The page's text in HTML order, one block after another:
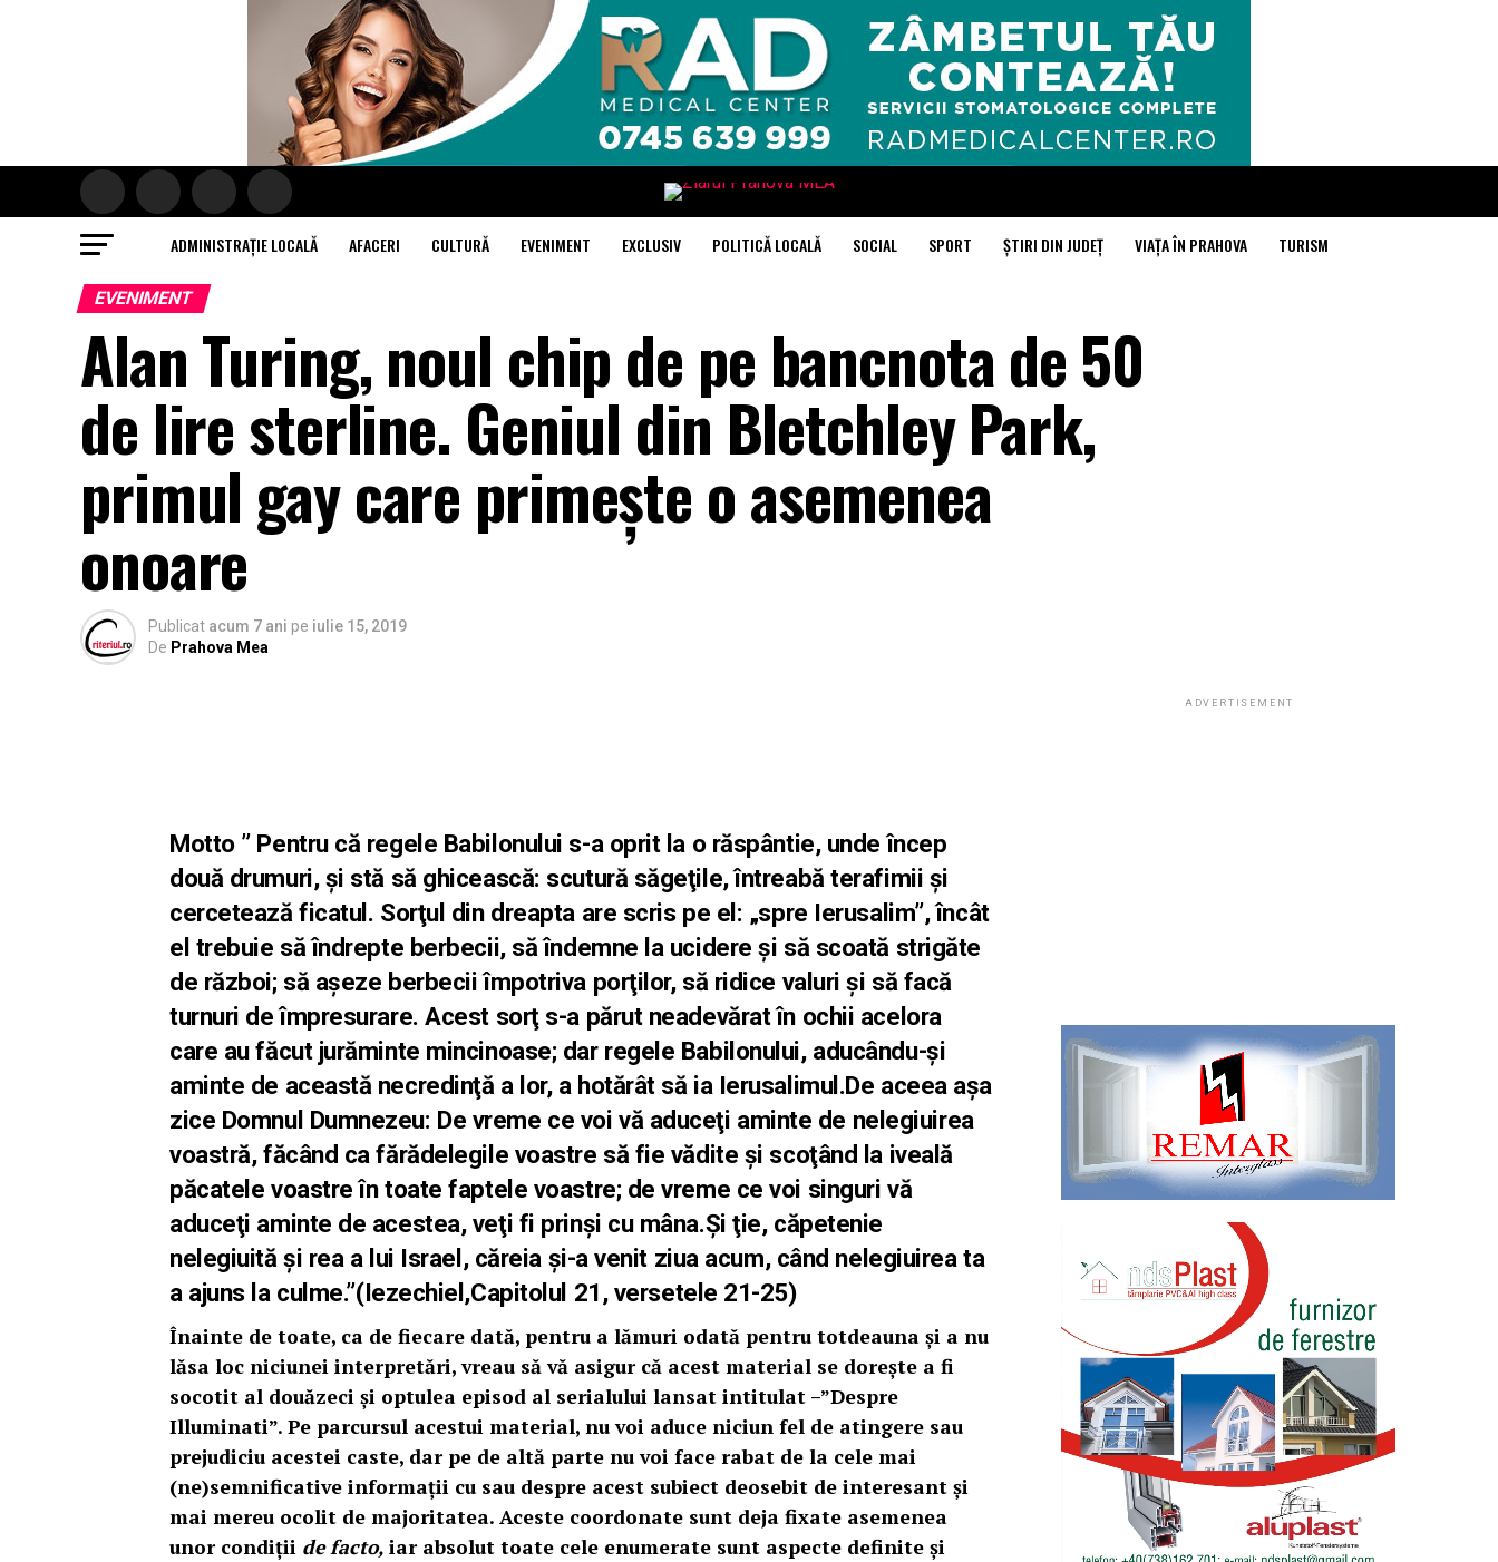
ADMINISTRAȚIE LOCALĂ AFACERI CULTURĂ EVENIMENT EXCLUSIV POLITICĂ LOCALĂ SOCIAL SPORT ȘTIRI DIN JUDEȚ VIAȚA ÎN PRAHOVA TURISM
EVENIMENT
Alan Turing, noul chip de pe bancnota de 50
de lire sterline. Geniul din Bletchley Park,
primul gay care primeşte o asemenea
onoare
Publicat acum 7 ani pe iulie 15, 2019
De Prahova Mea
Motto ” Pentru că regele Babilonului s-a oprit la o răspântie, unde încep
două drumuri, şi stă să ghicească: scutură săgeţile, întreabă terafimii şi
cercetează ficatul. Sorţul din dreapta are scris pe el: „spre Ierusalim”, încât
el trebuie să îndrepte berbecii, să îndemne la ucidere şi să scoată strigăte
de război; să aşeze berbecii împotriva porţilor, să ridice valuri şi să facă
turnuri de împresurare. Acest sorţ s-a părut neadevărat în ochii acelora
care au făcut jurăminte mincinoase; dar regele Babilonului, aducându-şi
aminte de această necredinţă a lor, a hotărât să ia Ierusalimul.De aceea aşa
zice Domnul Dumnezeu: De vreme ce voi vă aduceţi aminte de nelegiuirea
voastră, făcând ca fărădelegile voastre să fie vădite şi scoţând la iveală
păcatele voastre în toate faptele voastre; de vreme ce voi singuri vă
aduceţi aminte de acestea, veţi fi prinşi cu mâna.Şi ţie, căpetenie
nelegiuită şi rea a lui Israel, căreia şi-a venit ziua acum, când nelegiuirea ta
a ajuns la culme.”(Iezechiel,Capitolul 21,versetele 21-25)
Înainte de toate, ca de fiecare dată, pentru a lămuri odată pentru totdeauna și a nu
lăsa loc niciunei interpretări, vreau să vă asigur că acest material se dorește a fi
socotit al douăzeci şi optulea episod al serialului lansat intitulat –”Despre
Illuminati”. Pe parcursul acestui material, nu voi aduce niciun fel de atingere sau
prejudiciu acestei caste, dar pe de altă parte nu voi face rabat de la cele mai
(ne)semnificative informaţii cu sau despre acest subiect deosebit de interesant și
mai mereu ocolit de majoritatea. Aceste coordonate sunt deja fixate asemenea
unor condiții de facto, iar absolut toate cele enumerate sunt aspecte definite și
ADVERTISEMENT